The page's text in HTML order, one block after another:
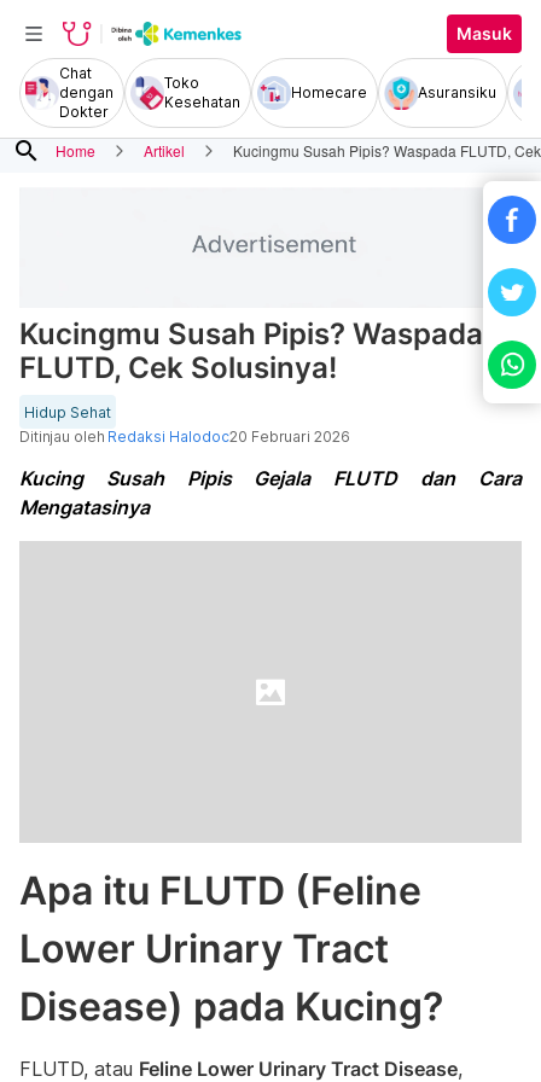
Masuk
Chat
dengan
Dokter
Toko
Kesehatan
Homecare Asuransiku
search Home Artikel Kucingmu Susah Pipis? Waspada FLUTD,
Kucingmu Susah Pipis? Waspada
FLUTD, Cek Solusinya!
Hidup Sehat
Ditinjau oleh Redaksi Halodoc20 Februari 2026
Kucing Susah Pipis Gejala FLUTD dan Cara
Mengatasinya
Apa itu FLUTD (Feline
Lower Urinary Tract
Disease) pada Kucing?
FLUTD, atau Feline Lower Urinary Tract Disease,